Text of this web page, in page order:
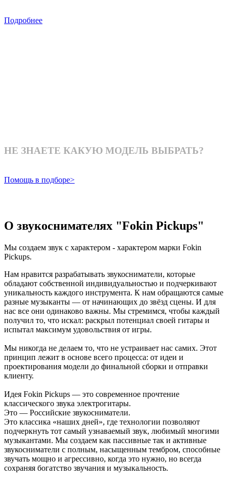
Подробнее
НЕ ЗНАЕТЕ КАКУЮ МОДЕЛЬ ВЫБРАТЬ?
Помощь в подборе>
О звукоснимателях "Fokin Pickups"
Мы создаем звук с характером - характером марки Fokin
Pickups.
Нам нравится разрабатывать звукосниматели, которые
обладают собственной индивидуальностью и подчеркивают
уникальность каждого инструмента. К нам обращаются самые
разные музыканты — от начинающих до звёзд сцены. И для
нас все они одинаково важны. Мы стремимся, чтобы каждый
получил то, что искал: раскрыл потенциал своей гитары и
испытал максимум удовольствия от игры.
Мы никогда не делаем то, что не устраивает нас самих. Этот
принцип лежит в основе всего процесса: от идеи и
проектирования модели до финальной сборки и отправки
клиенту.
Идея Fokin Pickups — это современное прочтение
классического звука электрогитары.
Это — Российские звукосниматели.
Это классика «наших дней», где технологии позволяют
подчеркнуть тот самый узнаваемый звук, любимый многими
музыкантами. Мы создаем как пассивные так и активные
звукосниматели с полным, насыщенным тембром, способные
звучать мощно и агрессивно, когда это нужно, но всегда
сохраняя богатство звучания и музыкальность.